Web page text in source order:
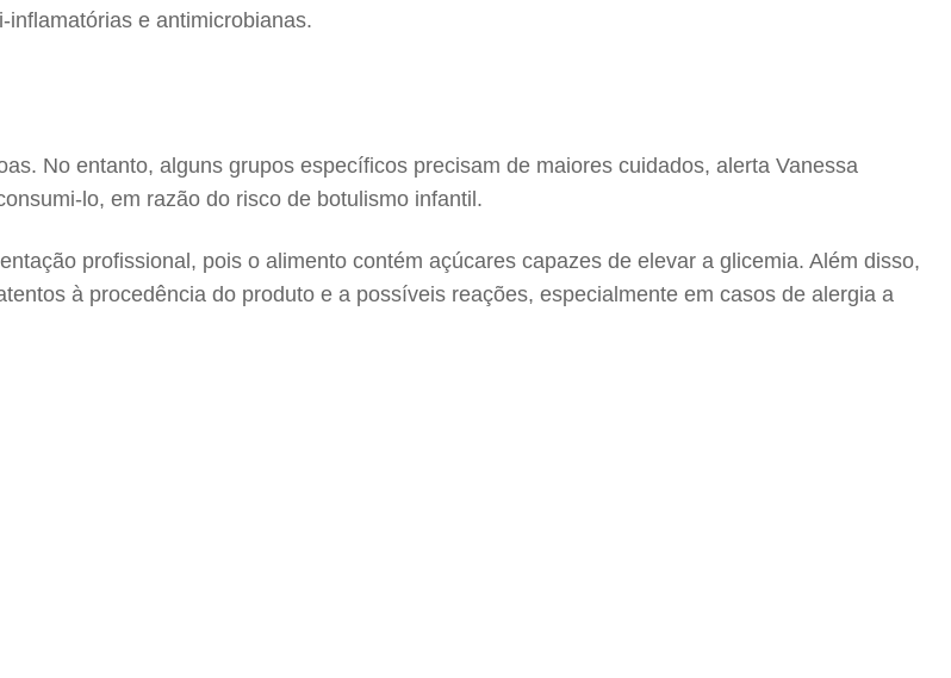
e antimicrobianas.
No entanto, alguns grupos específicos precisam de maiores cuidados, alerta Vanessa
lo, em razão do risco de botulismo infantil.
profissional, pois o alimento contém açúcares capazes de elevar a glicemia. Além disso,
à procedência do produto e a possíveis reações, especialmente em casos de alergia a